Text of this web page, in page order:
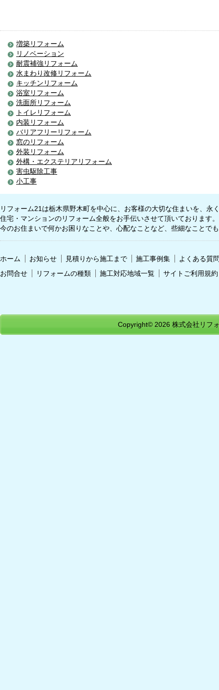
増築リフォーム
リノベーション
耐震補強リフォーム
水まわり改修リフォーム
キッチンリフォーム
浴室リフォーム
洗面所リフォーム
トイレリフォーム
内装リフォーム
バリアフリーリフォーム
窓のリフォーム
外装リフォーム
外構・エクステリアリフォーム
害虫駆除工事
小工事
リフォーム21は栃木県野木町を中心に、お客様の大切な住まいを、永
住宅・マンションのリフォーム全般をお手伝いさせて頂いております。
今のお住まいで何かお困りなことや、心配なことなど、些細なことで
ホーム お知らせ 見積りから施工まで 施工事例集
よくある質
お問合せ
リフォームの種類 施工対応地域一覧 サイトご利用規約
Copyright© 2026 株式会社リフ